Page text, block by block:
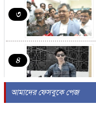
৩
৪
আমাদের ফেসবুকে পেজ